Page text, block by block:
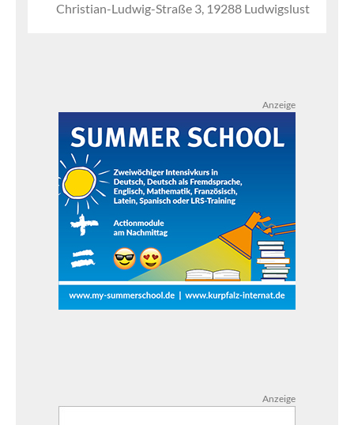
Christian-Ludwig-Straße 3, 19288 Ludwigslust
Anzeige
Anzeige